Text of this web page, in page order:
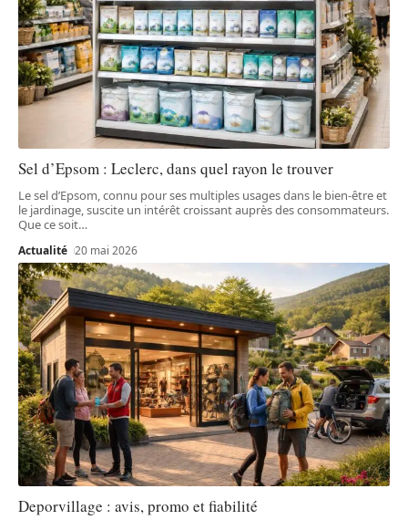
Sel d’Epsom : Leclerc, dans quel rayon le trouver
Le sel d’Epsom, connu pour ses multiples usages dans le bien-être et
le jardinage, suscite un intérêt croissant auprès des consommateurs.
Que ce soit…
Actualité 20 mai 2026
Deporvillage : avis, promo et fiabilité